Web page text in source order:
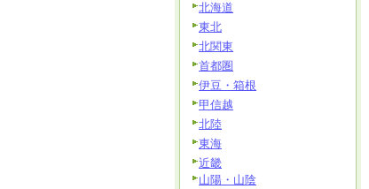
北海道
東北
北関東
首都圏
伊豆・箱根
甲信越
北陸
東海
近畿
山陽・山陰